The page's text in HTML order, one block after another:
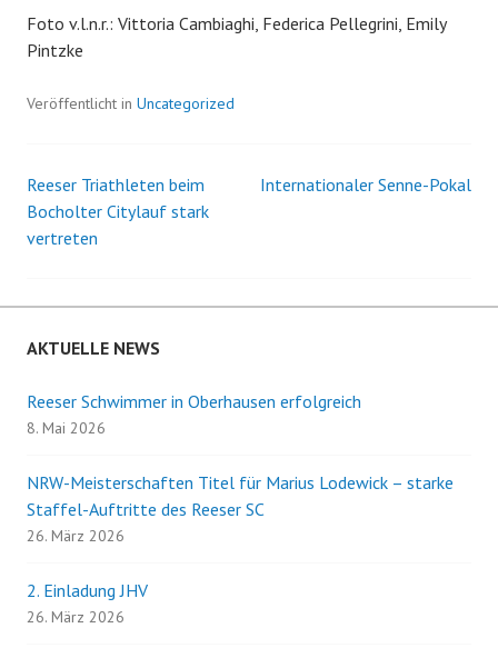
Foto v.l.n.r.: Vittoria Cambiaghi, Federica Pellegrini, Emily
Pintzke
Veröffentlicht in Uncategorized
Beitrags-
Navigation
Reeser Triathleten beim
Bocholter Citylauf stark
vertreten
Internationaler Senne-Pokal
AKTUELLE NEWS
Reeser Schwimmer in Oberhausen erfolgreich
8. Mai 2026
NRW-Meisterschaften Titel für Marius Lodewick – starke
Staffel-Auftritte des Reeser SC
26. März 2026
2. Einladung JHV
26. März 2026